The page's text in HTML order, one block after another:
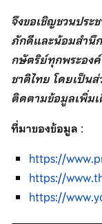
จึงขอเชิญชวนประ
ภักดีและน้อมสำนึ
กษัตริย์ทุกพระอง
ชาติไทย โดยเป็น
ติดตามข้อมูลเพิ่ม
ที่มาของข้อมูล :
https://
https://
https://